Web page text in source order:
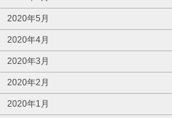
2020年5月
2020年4月
2020年3月
2020年2月
2020年1月